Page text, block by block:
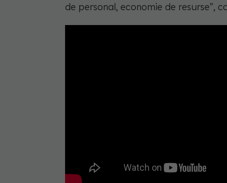
de personal, economie de resurse”,